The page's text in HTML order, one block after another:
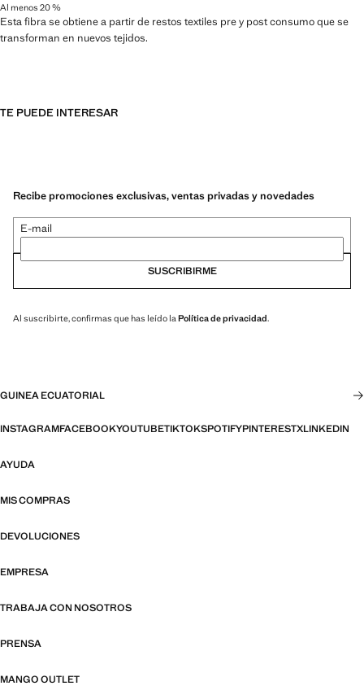
Al menos 20 %
Esta fibra se obtiene a partir de restos textiles pre y post consumo que se
transforman en nuevos tejidos.
TE PUEDE INTERESAR
Recibe promociones exclusivas, ventas privadas y novedades
E-mail
SUSCRIBIRME
Al suscribirte, confirmas que has leído laPolítica de privacidad.
GUINEA ECUATORIAL
INSTAGRAMFACEBOOKYOUTUBETIKTOKSPOTIFYPINTERESTXLINKEDIN
AYUDA
MIS COMPRAS
DEVOLUCIONES
EMPRESA
TRABAJA CON NOSOTROS
PRENSA
MANGO OUTLET